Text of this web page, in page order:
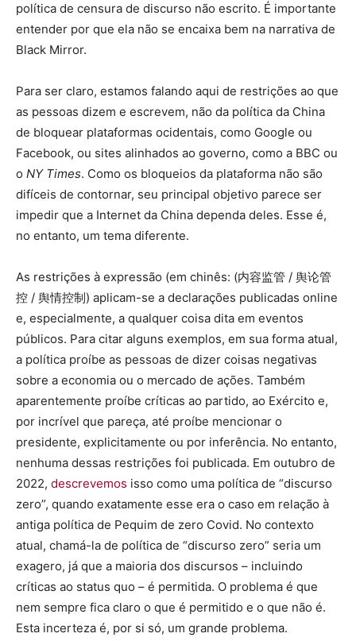
política de censura de discurso não escrito. É importante
entender por que ela não se encaixa bem na narrativa de
Black Mirror.
Para ser claro, estamos falando aqui de restrições ao que
as pessoas dizem e escrevem, não da política da China
de bloquear plataformas ocidentais, como Google ou
Facebook, ou sites alinhados ao governo, como a BBC ou
o NY Times. Como os bloqueios da plataforma não são
difíceis de contornar, seu principal objetivo parece ser
impedir que a Internet da China dependa deles. Esse é,
no entanto, um tema diferente.
As restrições à expressão (em chinês: (内容监管 / 舆论管
控 / 舆情控制) aplicam-se a declarações publicadas online
e, especialmente, a qualquer coisa dita em eventos
públicos. Para citar alguns exemplos, em sua forma atual,
a política proíbe as pessoas de dizer coisas negativas
sobre a economia ou o mercado de ações. Também
aparentemente proíbe críticas ao partido, ao Exército e,
por incrível que pareça, até proíbe mencionar o
presidente, explicitamente ou por inferência. No entanto,
nenhuma dessas restrições foi publicada. Em outubro de
2022, descrevemos isso como uma política de “discurso
zero”, quando exatamente esse era o caso em relação à
antiga política de Pequim de zero Covid. No contexto
atual, chamá-la de política de “discurso zero” seria um
exagero, já que a maioria dos discursos – incluindo
críticas ao status quo – é permitida. O problema é que
nem sempre fica claro o que é permitido e o que não é.
Esta incerteza é, por si só, um grande problema.